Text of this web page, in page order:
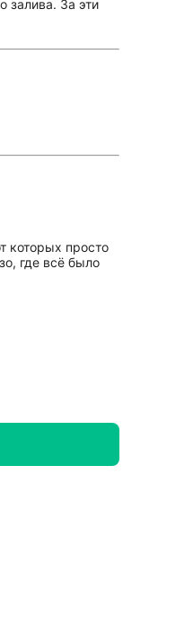
залива. За эти
которых просто
где всё было